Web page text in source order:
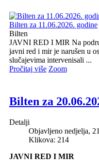
Bilten za 11.06.2026. godine
Bilten
JAVNI RED I MIR Na
javni red i mir je narušen u
slučajevima intervenisali ...
Pročitaj više Zoom
Bilten za
Detalji
Objavljeno nedjelja,
Klikova: 214
JAVNI RED I MIR